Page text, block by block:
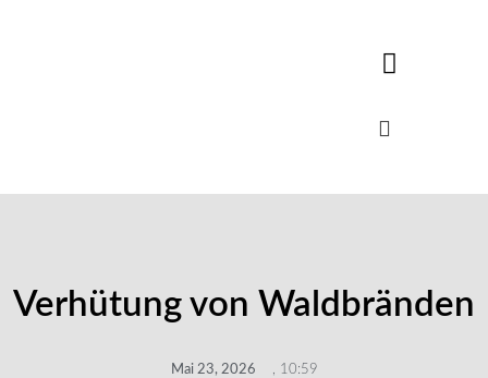
Verhütung von Waldbränden
Mai 23, 2026 10:59